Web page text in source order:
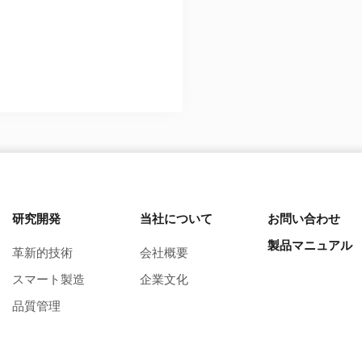
研究開発
革新的技術
スマート製造
品質管理
当社について
会社概要
企業文化
お問い合わせ
製品マニュアル